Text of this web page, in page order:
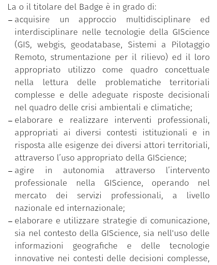
decisionali negli ambiti pubblici, privati e del no
profit. Il master prepara i nuovi Professionisti della
GIScience e dell’Informazione Geografica nei diversi
profili (Geographic Information Manager,
Geographic Information Officer, Geographic
Knowledge Enabler, Geographic Information
Specialist, GeoData Analyst) in grado di utilizzare
approcci interdisciplinari, soluzioni tecnologiche e
informazioni geografiche nell'affrontare questioni
territoriali complesse e individuare soluzioni
appropriate per imprese, enti pubblici, cittadinanza.
Le lezioni sono tenute in italiano, alcuni seminari in
lingua inglese o spagnola.
La durata normale del corso è di 1 anno.
La o il titolare del Badge è in grado di:
acquisire un approccio multidisciplinare ed
interdisciplinare nelle tecnologie della GIScience
(GIS, webgis, geodatabase, Sistemi a Pilotaggio
Remoto, strumentazione per il rilievo) ed il loro
appropriato utilizzo come quadro concettuale
nella lettura delle problematiche territoriali
complesse e delle adeguate risposte decisionali
nel quadro delle crisi ambientali e climatiche;
elaborare e realizzare interventi professionali,
appropriati ai diversi contesti istituzionali e in
risposta alle esigenze dei diversi attori territoriali,
attraverso l’uso appropriato della GIScience;
agire in autonomia attraverso l’intervento
professionale nella GIScience, operando nel
mercato dei servizi professionali, a livello
nazionale ed internazionale;
elaborare e utilizzare strategie di comunicazione,
sia nel contesto della GIScience, sia nell'uso delle
informazioni geografiche e delle tecnologie
innovative nei contesti delle decisioni complesse,